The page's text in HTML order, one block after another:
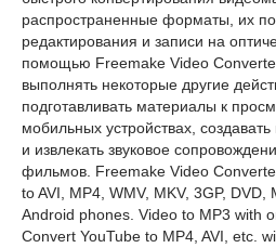
распространенные форматы, их
редактирования и записи на
помощью Freemake Video
выполнять некоторые другие
подготавливать материалы к
мобильных устройствах,
и извлекать звуковое
фильмов. Freemake Video
to AVI, MP4, WMV, MKV, 3GP, DVD,
Android phones. Video to MP3 with
Convert YouTube to MP4, AVI, etc.